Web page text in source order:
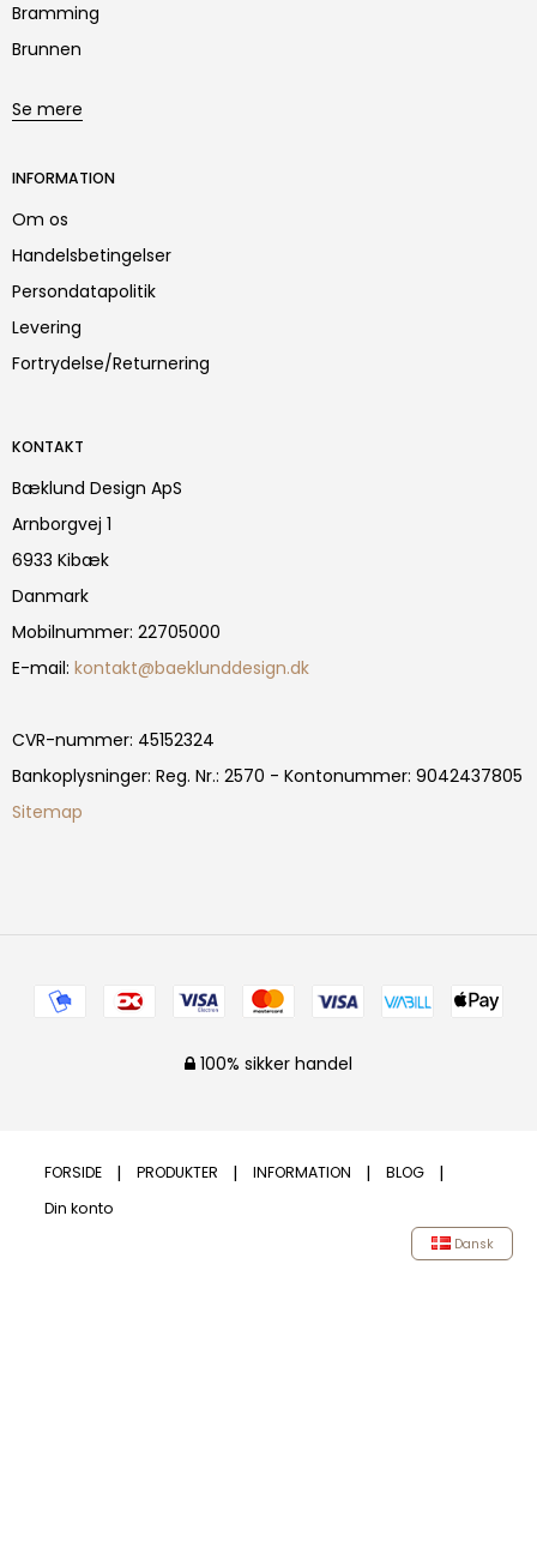
Bramming
Brunnen
Se mere
INFORMATION
Om os
Handelsbetingelser
Persondatapolitik
Levering
Fortrydelse/Returnering
KONTAKT
Bæklund Design ApS
Arnborgvej 1
6933 Kibæk
Danmark
Mobilnummer: 22705000
E-mail: kontakt@baeklunddesign.dk
CVR-nummer: 45152324
Bankoplysninger: Reg. Nr.: 2570 - Kontonummer: 9042437805
Sitemap
100% sikker handel
FORSIDE PRODUKTER INFORMATION
BLOG
Din konto
Dansk